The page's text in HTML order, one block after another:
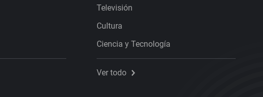
Televisión
Cultura
Ciencia y Tecnología
Ver todo